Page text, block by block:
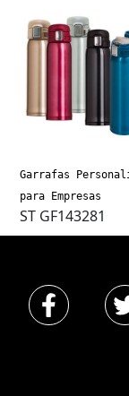
Garrafas
para Empresas
ST GF143281